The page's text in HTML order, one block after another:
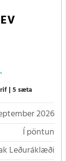
5 sæta
2026
Í pöntun
Leðuráklæði